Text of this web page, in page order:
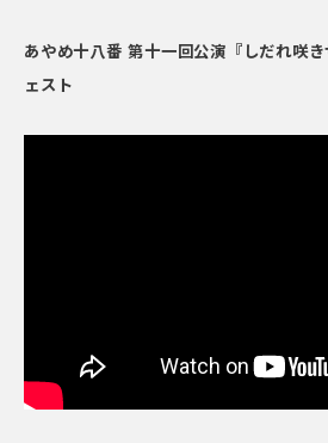
あやめ十八番 第十一回公演『しだれ咲
ェスト